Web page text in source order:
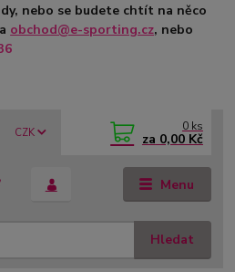
nebo se budete chtít na něco
obchod@e-sporting.cz, nebo
Menu
CZK
Hledat
0 ks
za 0,00 Kč